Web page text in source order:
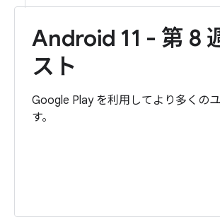
Android 11 - 第 8
スト
Google Play を利用してより多くの
す。